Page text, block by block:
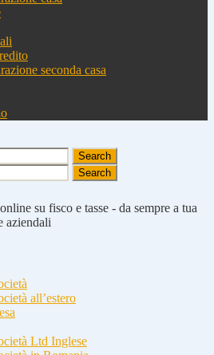
seconda casa
su fisco e tasse - da sempre a tua
aziendali
all’estero
Ltd Inglese